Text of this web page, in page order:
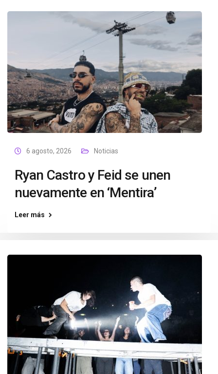
6 agosto, 2026 Noticias
Ryan Castro y Feid se unen
nuevamente en ‘Mentira’
Leer más